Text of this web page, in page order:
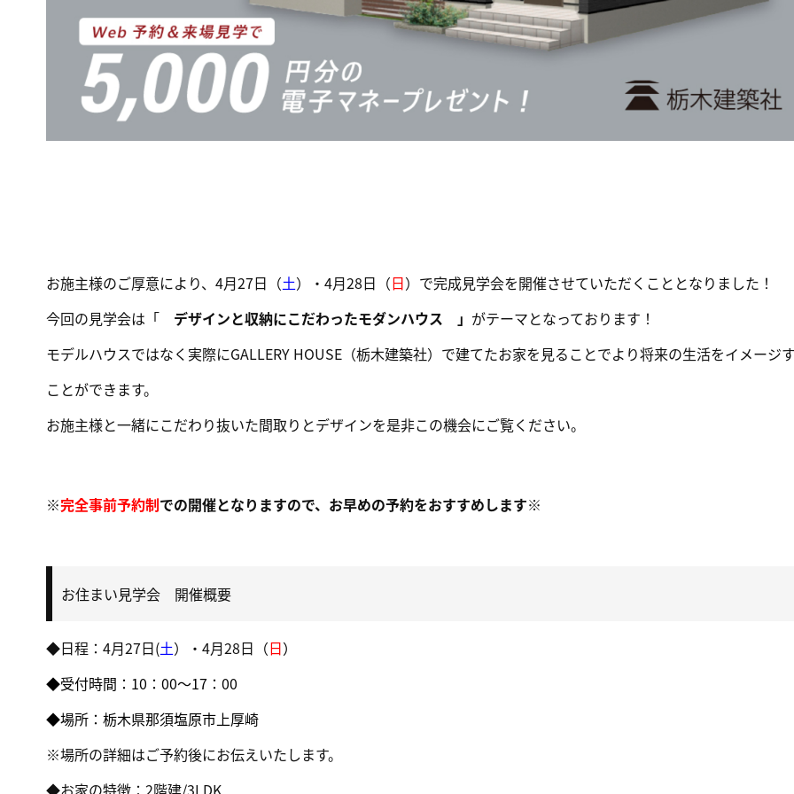
お施主様のご厚意により、4月27日（土）・4月28日（日）で完成見学会を開催させていただくこととなりました！
今回の見学会は「 デザインと収納にこだわったモダンハウス 」 がテーマとなっております！
モデルハウスではなく実際にGALLERY HOUSE（栃木建築社）で建てたお家を見ることでより将来の生活をイメージ
ことができます。
お施主様と一緒にこだわり抜いた間取りとデザインを是非この機会にご覧ください。
※完全事前予約制での開催となりますので、お早めの予約をおすすめします※
お住まい見学会 開催概要
◆日程：4月27日(土）・4月28日（日）
◆受付時間：10：00～17：00
◆場所：栃木県那須塩原市上厚崎
※場所の詳細はご予約後にお伝えいたします。
◆お家の特徴：2階建/3LDK